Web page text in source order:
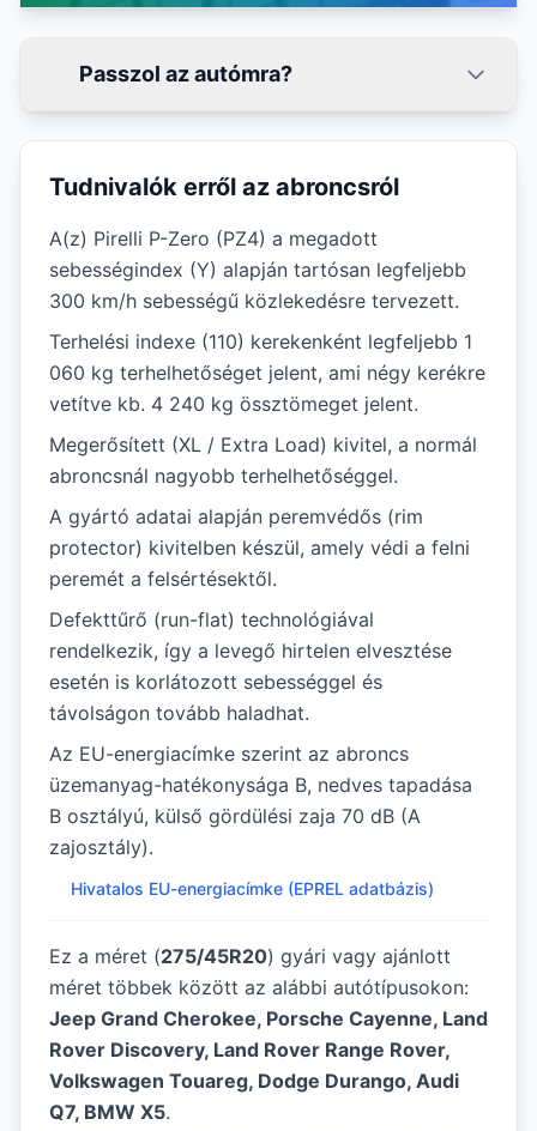
Passzol az autómra?
Tudnivalók erről az abroncsról
A(z) Pirelli P-Zero (PZ4) a megadott
sebességindex (Y) alapján tartósan legfeljebb
300 km/h sebességű közlekedésre tervezett.
Terhelési indexe (110) kerekenként legfeljebb 1
060 kg terhelhetőséget jelent, ami négy kerékre
vetítve kb. 4 240 kg össztömeget jelent.
Megerősített (XL / Extra Load) kivitel, a normál
abroncsnál nagyobb terhelhetőséggel.
A gyártó adatai alapján peremvédős (rim
protector) kivitelben készül, amely védi a felni
peremét a felsértésektől.
Defekttűrő (run-flat) technológiával
rendelkezik, így a levegő hirtelen elvesztése
esetén is korlátozott sebességgel és
távolságon tovább haladhat.
Az EU-energiacímke szerint az abroncs
üzemanyag-hatékonysága B, nedves tapadása
B osztályú, külső gördülési zaja 70 dB (A
zajosztály).
Hivatalos EU-energiacímke (EPREL adatbázis)
Ez a méret (275/45R20) gyári vagy ajánlott
méret többek között az alábbi autótípusokon:
Jeep Grand Cherokee, Porsche Cayenne, Land
Rover Discovery, Land Rover Range Rover,
Volkswagen Touareg, Dodge Durango, Audi
Q7, BMW X5.